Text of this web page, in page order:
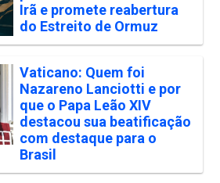
Irã e promete reabertura
do Estreito de Ormuz
Vaticano: Quem foi
Nazareno Lanciotti e por
que o Papa Leão XIV
destacou sua beatificação
com destaque para o
Brasil